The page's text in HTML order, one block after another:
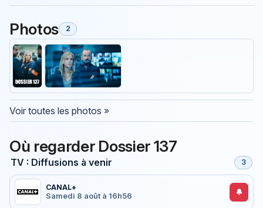
Photos 2
Voir toutes les photos »
Où regarder Dossier 137
TV : Diffusions à venir 3
CANAL+
Samedi 8 août à 16h56